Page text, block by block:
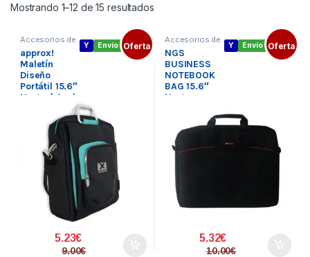
Mostrando 1–12 de 15 resultadosOrdenado por precio: bajo a alto
Envío gratis
Y Oferta
Accesorios de
Portátiles
Bolsas y
maletines
Ordenadores
approx!
Maletín
Diseño
Portátil 15.6″
Negro/ Azul
5.23€
9.00€
Envío gratis
Y Oferta
Accesorios de
Portátiles
Bolsas y
maletines,
Ordenadores
NGS
BUSINESS
NOTEBOOK
BAG 15.6″
Negro
5.32€
10.00€